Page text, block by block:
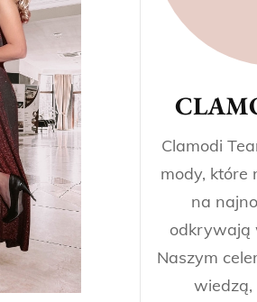
Clamodi
mody, które
na
odkrywają
Naszym
wiedzą,